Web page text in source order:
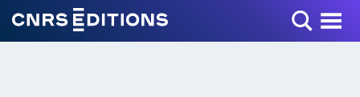
Toggle Menu